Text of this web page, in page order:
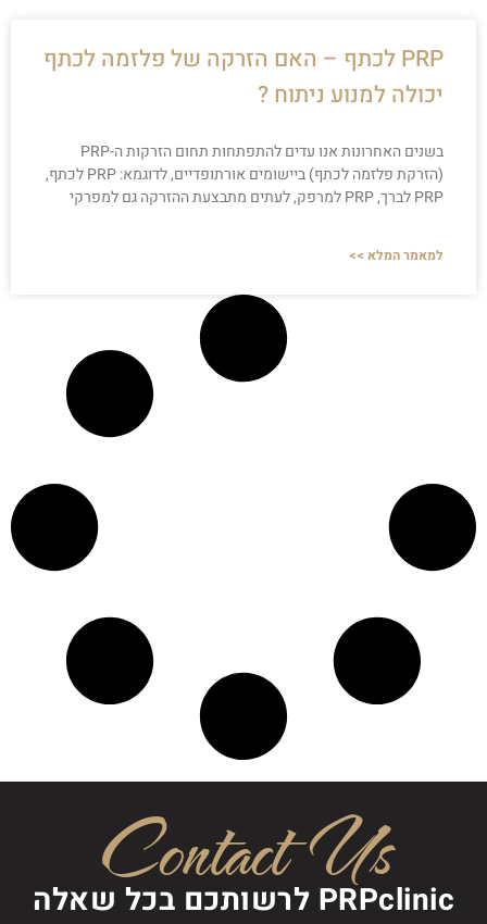
PRP לכתף – האם הזרקה של פלזמה לכתף
יכולה למנוע ניתוח ?
בשנים האחרונות אנו עדים להתפתחות תחום הזרקות ה-PRP
(הזרקת פלזמה לכתף) ביישומים אורתופדיים, לדוגמא: PRP לכתף,
PRP לברך, PRP למרפק, לעתים מתבצעת ההזרקה גם למפרקי
למאמר המלא >>
Contact Us
PRPclinic לרשותכם בכל שאלה